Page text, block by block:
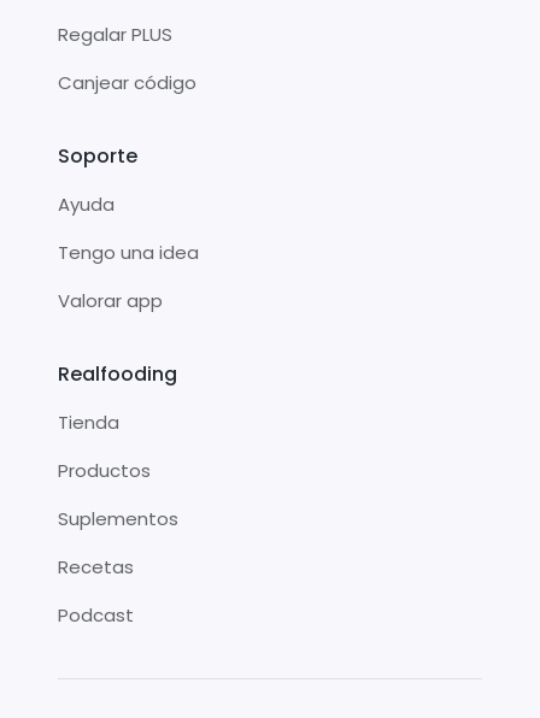
Regalar PLUS
Canjear código
Soporte
Ayuda
Tengo una idea
Valorar app
Realfooding
Tienda
Productos
Suplementos
Recetas
Podcast